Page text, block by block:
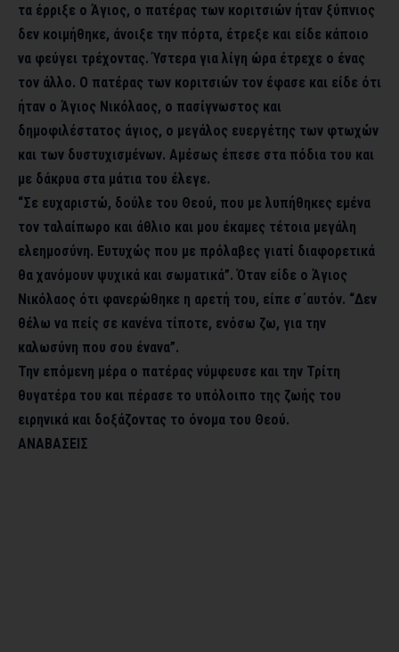
τα έρριξε ο Άγιος, ο πατέρας των κοριτσιών ήταν ξύπνιος
δεν κοιμήθηκε, άνοιξε την πόρτα, έτρεξε και είδε κάποιο
να φεύγει τρέχοντας. Ύστερα για λίγη ώρα έτρεχε ο ένας
τον άλλο. Ο πατέρας των κοριτσιών τον έφασε και είδε ότι
ήταν ο Άγιος Νικόλαος, ο πασίγνωστος και
δημοφιλέστατος άγιος, ο μεγάλος ευεργέτης των φτωχών
και των δυστυχισμένων. Αμέσως έπεσε στα πόδια του και
με δάκρυα στα μάτια του έλεγε.
“Σε ευχαριστώ, δούλε του Θεού, που με λυπήθηκες εμένα
τον ταλαίπωρο και άθλιο και μου έκαμες τέτοια μεγάλη
ελεημοσύνη. Ευτυχώς που με πρόλαβες γιατί διαφορετικά
θα χανόμουν ψυχικά και σωματικά”. Όταν είδε ο Άγιος
Νικόλαος ότι φανερώθηκε η αρετή του, είπε σ΄αυτόν. “Δεν
θέλω να πείς σε κανένα τίποτε, ενόσω ζω, για την
καλωσύνη που σου ένανα”.
Την επόμενη μέρα ο πατέρας νύμφευσε και την Τρίτη
θυγατέρα του και πέρασε το υπόλοιπο της ζωής του
ειρηνικά και δοξάζοντας το όνομα του Θεού.
ΑΝΑΒΑΣΕΙΣ